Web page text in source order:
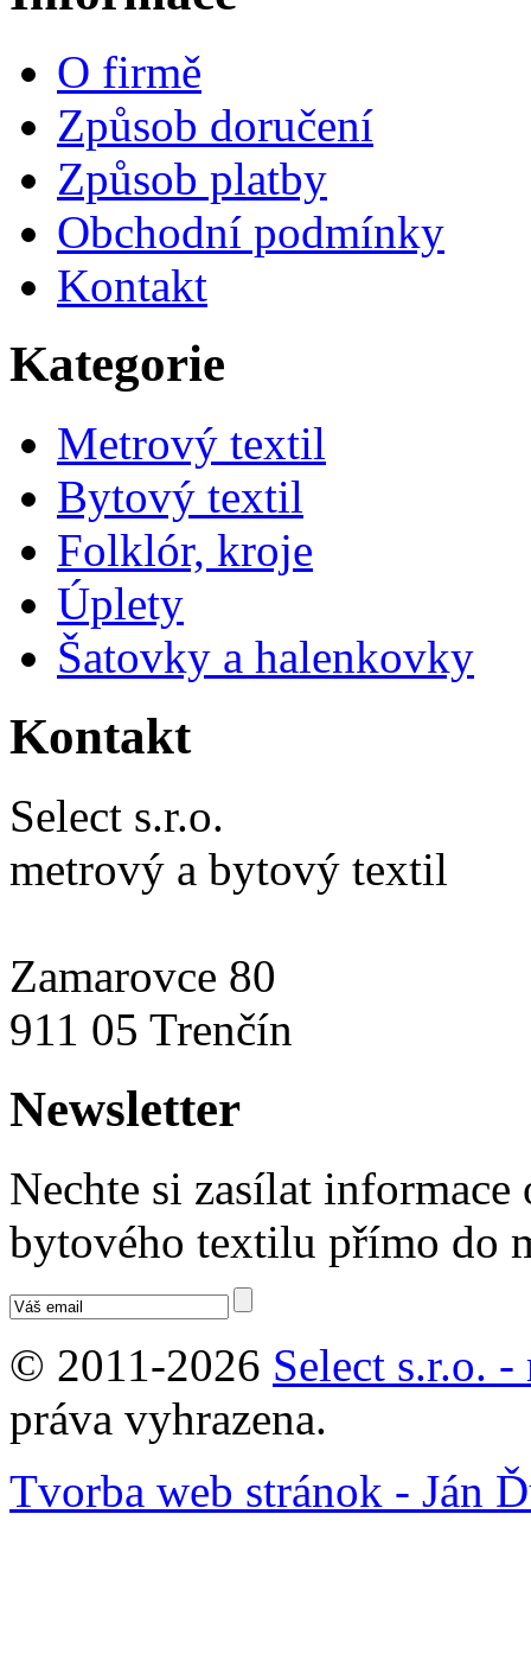
O firmě
Způsob doručení
Způsob platby
Obchodní podmínky
Kontakt
Kategorie
Metrový textil
Bytový textil
Folklór, kroje
Úplety
Šatovky a halenkovky
Kontakt
Select s.r.o.
metrový a bytový textil
Zamarovce 80
911 05 Trenčín
Newsletter
Nechte si zasílat
bytového textilu přímo do
© 2011-2026 Select s.r.o.
práva vyhrazena.
Tvorba web stránok - Ján